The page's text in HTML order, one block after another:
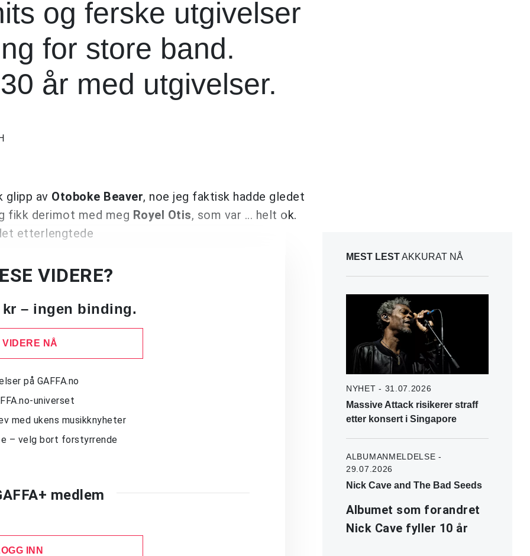
og ferske utgivelser
for store band.
år med utgivelser.
glipp av Otoboke Beaver, noe jeg faktisk hadde gledet
fikk derimot med meg Royel Otis, som var ... helt ok.
etterlengtede
VIDERE?
– ingen binding.
VIDERE NÅ
på GAFFA.no
universet
med ukens musikknyheter
– velg bort forstyrrende
medlem
INN
MEST LESTAKKURAT NÅ
NYHET - 31.07.2026
Massive Attack risikerer straff
etter konsert i Singapore
ALBUMANMELDELSE -
29.07.2026
Nick Cave and The Bad Seeds
Albumet som forandret
Nick Cave fyller 10 år